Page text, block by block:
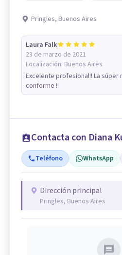
Pringles, Buenos Aires
Laura Falk
23 de marzo de 2021
Localización: Buenos Aires
Excelente profesional!! La súper
conforme !!
Contacta con Diana
Teléfono WhatsApp
Dirección principal
Pringles, Buenos Aires